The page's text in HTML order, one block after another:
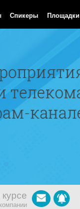
Спикеры Площадки